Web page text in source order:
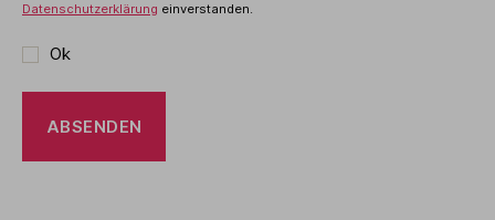
Datenschutzerklärung einverstanden.
Ok